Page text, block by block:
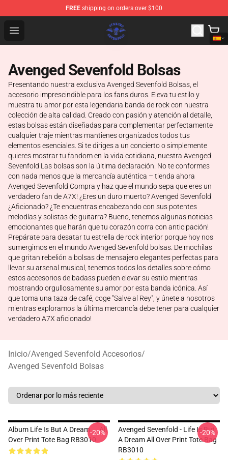
FREE shipping on orders over $100
Open menu
Avenged Sevenfold Shop - Official Avenged Sevenfold
Avenged Sevenfold Bolsas
Presentando nuestra exclusiva Avenged Sevenfold Bolsas, el
accesorio imprescindible para los fans duros. Eleva tu estilo y
muestra tu amor por esta legendaria banda de rock con nuestra
colección de alta calidad. Creado con pasión y atención al detalle,
estas bolsas están diseñadas para complementar perfectamente
cualquier traje mientras mantienes organizados todos tus
elementos esenciales. Si te diriges a un concierto o simplemente
quieres mostrar tu fandom en la vida cotidiana, nuestra Avenged
Sevenfold Las bolsas son la última declaración. No te conformes
con nada menos que la mercancía auténtica – tienda ahora
Avenged Sevenfold Compra y haz que el mundo sepa que eres un
verdadero fan de A7X! ¿Eres un duro muerto? Avenged Sevenfold
¿Aficionado? ¿Te encuentras encabezando con sus potentes
melodías y solistas de guitarra? Bueno, tenemos algunas noticias
emocionantes que harán que tu corazón corra con anticipación!
Prepárate para desatar tu estrella de rock interior porque hoy nos
sumergimos en el mundo Avenged Sevenfold bolsas. De mochilas
que gritan rebelión a bolsas de mensajero elegantes perfectas para
llevar su arsenal musical, tenemos todos los detalles sobre cómo
estos accesorios de badass pueden elevar su estilo mientras
mostrando orgullosamente su amor por esta banda icónica. Así
que toma una taza de café, coge "Salve al Rey", y únete a nosotros
mientras exploramos la última mercancía debe tener para cualquier
verdadero A7X aficionado!
Inicio/Avenged Sevenfold Accesorios/
Avenged Sevenfold Bolsas
Album Life Is But A Dream ... All
Over Print Tote Bag RB3010
-20%
Avenged Sevenfold - Life Is But
A Dream All Over Print Tote Bag
RB3010
-20%